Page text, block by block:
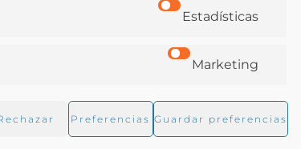
Estadísticas
Marketing
Preferencias Guardar preferencias